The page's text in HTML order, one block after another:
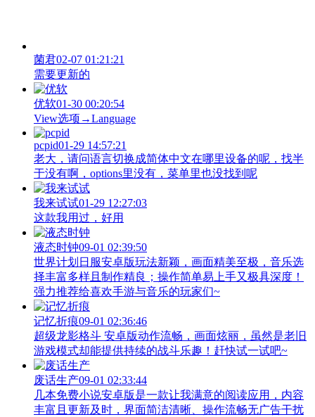
菌君02-07 01:21:21
需要更新的
优软01-30 00:20:54
View‌选项→Language
pcpid01-29 14:57:21
老大，请问语言切换成简体中文在哪里设备的呢，找半
于没有啊，options里没有，菜单里也没找到呢
我来试试01-29 12:27:03
这款我用过，好用
液态时钟09-01 02:39:50
世界计划日服安卓版玩法新颖，画面精美至极，音乐选
择丰富多样且制作精良；操作简单易上手又极具深度！
强力推荐给喜欢手游与音乐的玩家们~
记忆折痕09-01 02:36:46
超级龙影格斗 安卓版动作流畅，画面炫丽，虽然是老旧
游戏模式却能提供持续的战斗乐趣！赶快试一试吧~
废话生产09-01 02:33:44
几本免费小说安卓版是一款让我满意的阅读应用，内容
丰富且更新及时，界面简洁清晰、操作流畅无广告干扰